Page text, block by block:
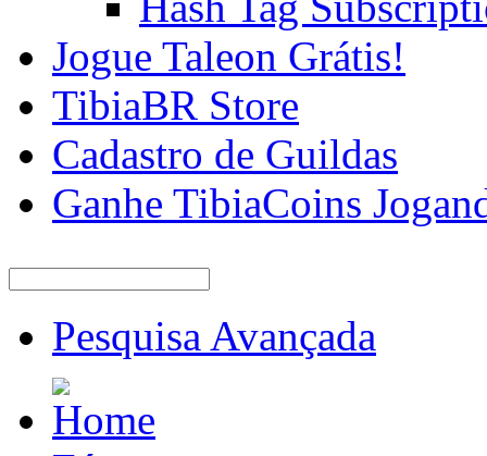
Jogue Taleon Grátis!
TibiaBR Store
Cadastro de Guildas
Ganhe TibiaCoins
Pesquisa Avançada